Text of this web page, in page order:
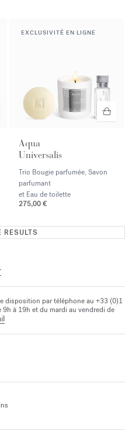
EXCLUSIVITÉ EN LIGNE
Aqua
Universalis
Trio Bougie parfumée, Savon
parfumant
et Eau de toilette
275,00 €
RESULTS
disposition par téléphone au +33 (0)1
à 19h et du mardi au vendredi de